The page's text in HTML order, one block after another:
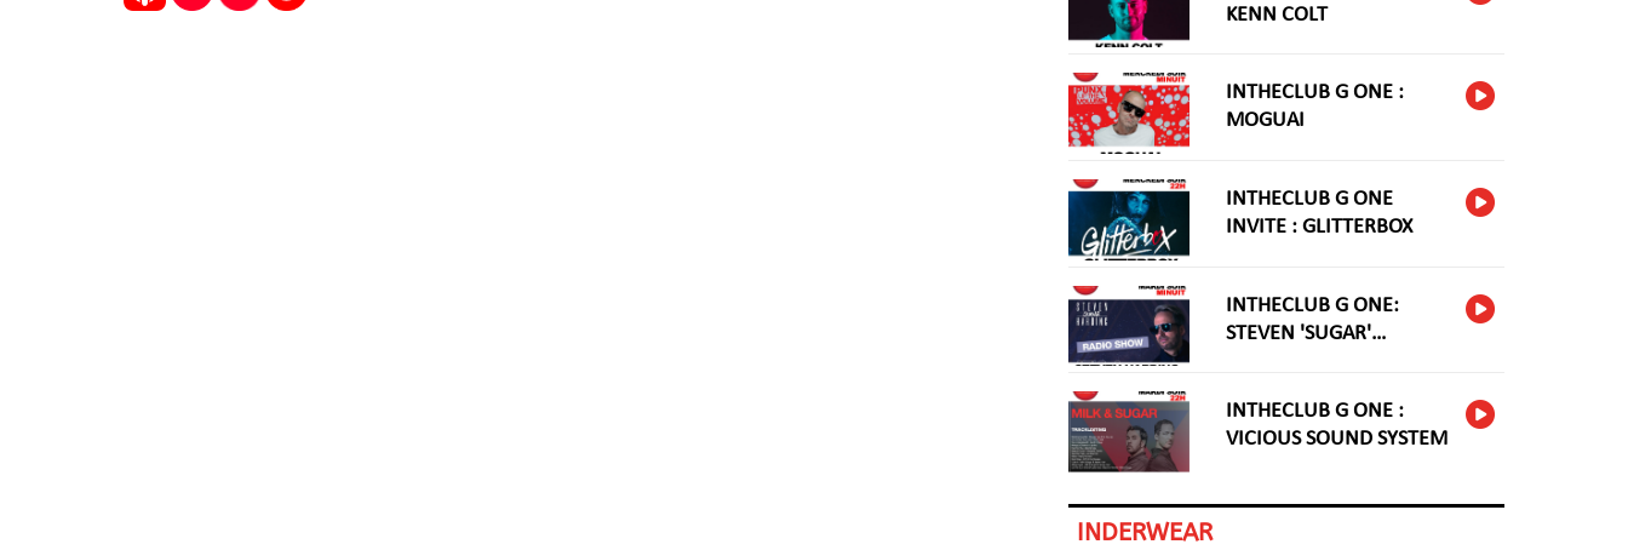
KENN COLT
INTHECLUB G ONE :
MOGUAI
INTHECLUB G ONE
INVITE : GLITTERBOX
INTHECLUB G ONE:
STEVEN 'SUGAR'
INTHECLUB G ONE :
VICIOUS SOUND SYSTEM
INDERWEAR